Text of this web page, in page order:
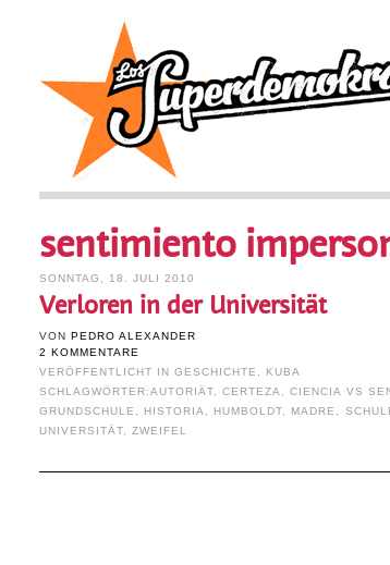
sentimiento
SONNTAG, 18. JULI 2010
Verloren in der Universität
VON PEDRO ALEXANDER
2 KOMMENTARE
VERÖFFENTLICHT IN GESCHICHTE
KUBA
SCHLAGWÖRTER:AUTORIÄT ,CERTEZA ,CIENCIA VS
GRUNDSCHULE
HISTORIA HUMBOLDT MADRE
UNIVERSITÄT, ZWEIFEL